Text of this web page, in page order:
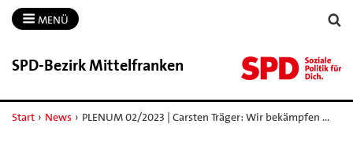
MENÜ
SPD-​Bezirk Mittelfranken
Start › News › PLENUM 02/2023 | Carsten Träger: Wir bekämpfen …